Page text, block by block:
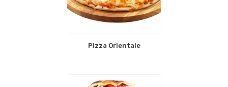
Pizza Orientale